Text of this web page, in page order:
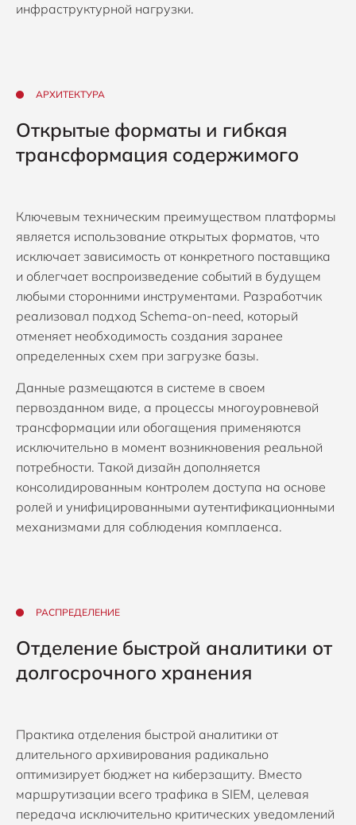
инфраструктурной нагрузки.
АРХИТЕКТУРА
Открытые форматы и гибкая
трансформация содержимого
Ключевым техническим преимуществом платформы
является использование открытых форматов, что
исключает зависимость от конкретного поставщика
и облегчает воспроизведение событий в будущем
любыми сторонними инструментами. Разработчик
реализовал подход Schema-on-need, который
отменяет необходимость создания заранее
определенных схем при загрузке базы.
Данные размещаются в системе в своем
первозданном виде, а процессы многоуровневой
трансформации или обогащения применяются
исключительно в момент возникновения реальной
потребности. Такой дизайн дополняется
консолидированным контролем доступа на основе
ролей и унифицированными аутентификационными
механизмами для соблюдения комплаенса.
РАСПРЕДЕЛЕНИЕ
Отделение быстрой аналитики от
долгосрочного хранения
Практика отделения быстрой аналитики от
длительного архивирования радикально
оптимизирует бюджет на киберзащиту. Вместо
маршрутизации всего трафика в SIEM, целевая
передача исключительно критических уведомлений